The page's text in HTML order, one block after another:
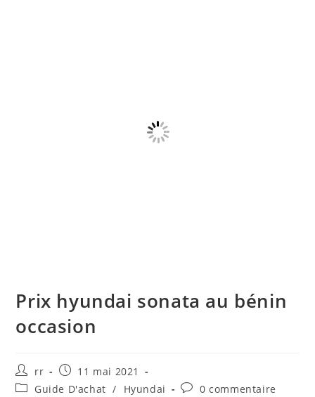
Prix hyundai sonata au bénin
occasion
Auteur/autrice
de
rr
Publication
publiée :
11 mai 2021
PostGuide D'achat / Hyundai
Commentaires
0 commentaire